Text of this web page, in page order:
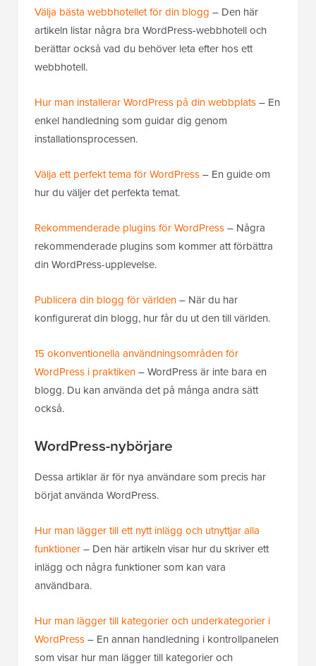
Välja bästa webbhotellet för din blogg – Den här
artikeln listar några bra WordPress-webbhotell och
berättar också vad du behöver leta efter hos ett
webbhotell.
Hur man installerar WordPress på din webbplats– En
enkel handledning som guidar dig genom
installationsprocessen.
Välja ett perfekt tema för WordPress– En guide om
hur du väljer det perfekta temat.
Rekommenderade plugins för WordPress– Några
rekommenderade plugins som kommer att förbättra
din WordPress-upplevelse.
Publicera din blogg för världen– När du har
konfigurerat din blogg, hur får du ut den till världen.
15 okonventionella användningsområden för
WordPress i praktiken– WordPress är inte bara en
blogg. Du kan använda det på många andra sätt
också.
WordPress-nybörjare
Dessa artiklar är för nya användare som precis har
börjat använda WordPress.
Hur man lägger till ett nytt inlägg och utnyttjar alla
funktioner– Den här artikeln visar hur du skriver ett
inlägg och några funktioner som kan vara
användbara.
Hur man lägger till kategorier och underkategorier i
WordPress– En annan handledning i kontrollpanelen
som visar hur man lägger till kategorier och